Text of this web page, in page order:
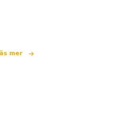
mer